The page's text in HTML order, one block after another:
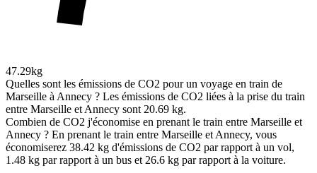
47.29kg
Quelles sont les émissions de CO2 pour un voyage en train de
Marseille à Annecy ? Les émissions de CO2 liées à la prise du train
entre Marseille et Annecy sont 20.69 kg.
Combien de CO2 j'économise en prenant le train entre Marseille et
Annecy ? En prenant le train entre Marseille et Annecy, vous
économiserez 38.42 kg d'émissions de CO2 par rapport à un vol,
1.48 kg par rapport à un bus et 26.6 kg par rapport à la voiture.